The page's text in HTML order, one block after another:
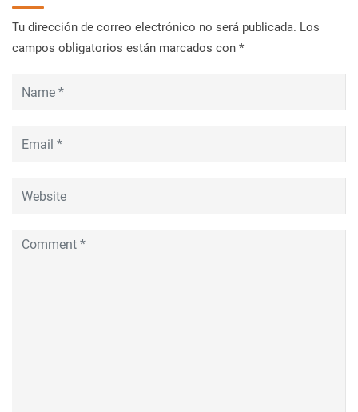
Tu dirección de correo electrónico no será publicada. Los
campos obligatorios están marcados con *